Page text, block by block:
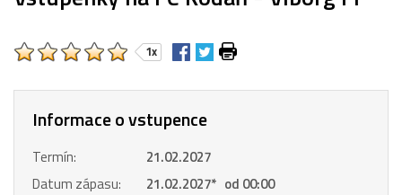
1x
Informace o vstupence
Termín:
21.02.2027
Datum zápasu:
21.02.2027* od 00:00